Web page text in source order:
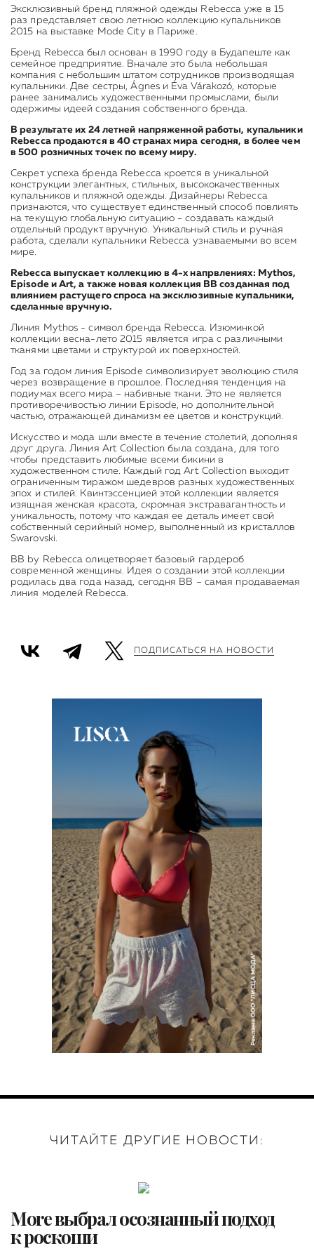
Эксклюзивный бренд пляжной одежды Rebecca уже в 15
раз представляет свою летнюю коллекцию купальников
2015 на выставке Mode City в Париже.
Бренд Rebecca был основан в 1990 году в Будапеште как
семейное предприятие. Вначале это была небольшая
компания с небольшим штатом сотрудников производящая
купальники. Две сестры, Ágnes и Éva Várakozó, которые
ранее занимались художественными промыслами, были
одержимы идеей создания собственного бренда.
В результате их 24 летней напряженной работы, купальники
Rebecca продаются в 40 странах мира сегодня, в более чем
в 500 розничных точек по всему миру.
Секрет успеха бренда Rebecca кроется в уникальной
конструкции элегантных, стильных, высококачественных
купальников и пляжной одежды. Дизайнеры Rebecca
признаются, что существует единственный способ повлиять
на текущую глобальную ситуацию - создавать каждый
отдельный продукт вручную. Уникальный стиль и ручная
работа, сделали купальники Rebecca узнаваемыми во всем
мире.
Rebecca выпускает коллекцию в 4-х напрвлениях: Mythos,
Episode и Art, а также новая коллекция BB созданная под
влиянием растущего спроса на эксклюзивные купальники,
сделанные вручную.
Линия Mythos - символ бренда Rebecca. Изюминкой
коллекции весна-лето 2015 является игра с различными
тканями цветами и структурой их поверхностей.
Год за годом линия Episode символизирует эволюцию стиля
через возвращение в прошлое. Последняя тенденция на
подиумах всего мира – набивные ткани. Это не является
противоречивостью линии Episode, но дополнительной
частью, отражающей динамизм ее цветов и конструкций.
Искусство и мода шли вместе в течение столетий, дополняя
друг друга. Линия Art Collection была создана, для того
чтобы представить любимые всеми бикини в
художественном стиле. Каждый год Art Collection выходит
ограниченным тиражом шедевров разных художественных
эпох и стилей. Квинтэссенцией этой коллекции является
изящная женская красота, скромная экстравагантность и
уникальность, потому что каждая ее деталь имеет свой
собственный серийный номер, выполненный из кристаллов
Swarovski.
BB by Rebecca олицетворяет базовый гардероб
современной женщины. Идея о создании этой коллекции
родилась два года назад, сегодня BB – самая продаваемая
линия моделей Rebecca.
ПОДПИСАТЬСЯ НА НОВОСТИ
ЧИТАЙТЕ ДРУГИЕ НОВОСТИ:
More выбрал осознанный подход
к роскоши